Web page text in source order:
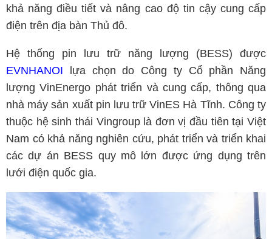
khả năng điều tiết và nâng cao độ tin cậy cung cấp
điện trên địa bàn Thủ đô.
Hệ thống pin lưu trữ năng lượng (BESS) được
EVNHANOI lựa chọn do Công ty Cổ phần Năng
lượng VinEnergo phát triển và cung cấp, thông qua
nhà máy sản xuất pin lưu trữ VinES Hà Tĩnh. Công ty
thuộc hệ sinh thái Vingroup là đơn vị đầu tiên tại Việt
Nam có khả năng nghiên cứu, phát triển và triển khai
các dự án BESS quy mô lớn được ứng dụng trên
lưới điện quốc gia.